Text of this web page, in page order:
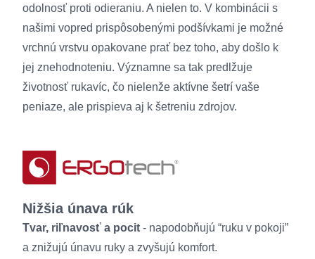
odolnosť proti odieraniu. A nielen to. V kombinácii s
našimi vopred prispôsobenými podšívkami je možné
vrchnú vrstvu opakovane prať bez toho, aby došlo k
jej znehodnoteniu. Významne sa tak predlžuje
životnosť rukavíc, čo nielenže aktívne šetrí vaše
peniaze, ale prispieva aj k šetreniu zdrojov.
Nižšia únava rúk
Tvar, riľnavosť a pocit - napodobňujú “ruku v pokoji”
a znižujú únavu ruky a zvyšujú komfort.